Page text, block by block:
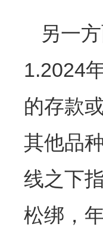
另一
1.2024
的存款
其他品
线之下
松绑，